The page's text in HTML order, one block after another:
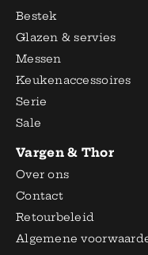
Bestek
Glazen & servies
Messen
Keukenaccessoires
Serie
Sale
Vargen & Thor
Over ons
Contact
Retourbeleid
Algemene